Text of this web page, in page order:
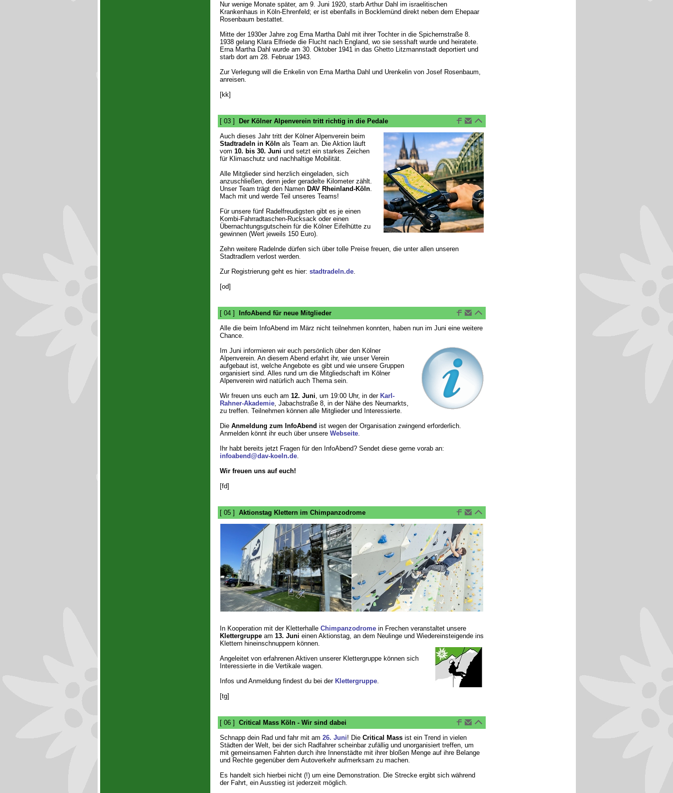
Nur wenige Monate später, am 9. Juni 1920, starb Arthur Dahl im israelitischen
Krankenhaus in Köln-Ehrenfeld; er ist ebenfalls in Bocklemünd direkt neben dem Ehepaar
Rosenbaum bestattet.
Mitte der 1930er Jahre zog Erna Martha Dahl mit ihrer Tochter in die Spichernstraße 8.
1938 gelang Klara Elfriede die Flucht nach England, wo sie sesshaft wurde und heiratete.
Erna Martha Dahl wurde am 30. Oktober 1941 in das Ghetto Litzmannstadt deportiert und
starb dort am 28. Februar 1943.
Zur Verlegung will die Enkelin von Erna Martha Dahl und Urenkelin von Josef Rosenbaum,
anreisen.
[kk]
[ 03 ]
Der Kölner Alpenverein tritt richtig in die Pedale
Auch dieses Jahr tritt der Kölner Alpenverein beim
Stadtradeln in Kölnals Team an. Die Aktion läuft
vom 10. bis 30. Juni und setzt ein starkes Zeichen
für Klimaschutz und nachhaltige Mobilität.
Alle Mitglieder sind herzlich eingeladen, sich
anzuschließen, denn jeder geradelte Kilometer zählt.
Unser Team trägt den Namen DAV Rheinland-Köln.
Mach mit und werde Teil unseres Teams!
Für unsere fünf Radelfreudigsten gibt es je einen
Kombi-Fahrradtaschen-Rucksack oder einen
Übernachtungsgutschein für die Kölner Eifelhütte zu
gewinnen (Wert jeweils 150 Euro).
Zehn weitere Radelnde dürfen sich über tolle Preise freuen, die unter allen unseren
Stadtradlern verlost werden.
Zur Registrierung geht es hier: stadtradeln.de.
[od]
[ 04 ]
InfoAbend für neue Mitglieder
Alle die beim InfoAbend im März nicht teilnehmen konnten, haben nun im Juni eine weitere
Chance.
Im Juni informieren wir euch persönlich über den Kölner
Alpenverein. An diesem Abend erfahrt ihr, wie unser Verein
aufgebaut ist, welche Angebote es gibt und wie unsere Gruppen
organisiert sind. Alles rund um die Mitgliedschaft im Kölner
Alpenverein wird natürlich auch Thema sein.
Wir freuen uns euch am 12. Juni, um 19:00 Uhr, in der Karl-
Rahner-Akademie, Jabachstraße 8, in der Nähe des Neumarkts,
zu treffen. Teilnehmen können alle Mitglieder und Interessierte.
Die Anmeldung zum InfoAbend ist wegen der Organisation zwingend erforderlich.
Anmelden könnt ihr euch über unsere Webseite.
Ihr habt bereits jetzt Fragen für den InfoAbend? Sendet diese gerne vorab an:
infoabend@dav-koeln.de.
Wir freuen uns auf euch!
[fd]
[ 05 ] Aktionstag Klettern im Chimpanzodrome
In Kooperation mit der Kletterhalle Chimpanzodromein Frechen veranstaltet unsere
Klettergruppeam 13. Juni einen Aktionstag, an dem Neulinge und Wiedereinsteigende ins
Klettern hineinschnuppern können.
Angeleitet von erfahrenen Aktiven unserer Klettergruppe können sich
Interessierte in die Vertikale wagen.
Infos und Anmeldung findest du bei der Klettergruppe.
[tg]
[ 06 ] Critical Mass Köln - Wir sind dabei
Schnapp dein Rad und fahr mit am 26. Juni! Die Critical Massist ein Trend in vielen
Städten der Welt, bei der sich Radfahrer scheinbar zufällig und unorganisiert treffen, um
mit gemeinsamen Fahrten durch ihre Innenstädte mit ihrer bloßen Menge auf ihre Belange
und Rechte gegenüber dem Autoverkehr aufmerksam zu machen.
Es handelt sich hierbei nicht (!) um eine Demonstration. Die Strecke ergibt sich während
der Fahrt, ein Ausstieg ist jederzeit möglich.